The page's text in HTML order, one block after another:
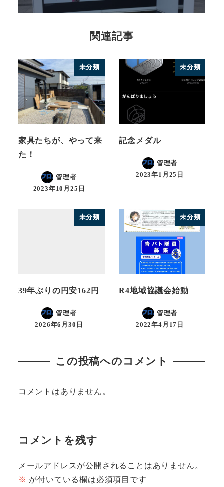
関連記事
未分類
家具たちが、やって来
た！
管理者
2023年10月25日
未分類
記念メダル
管理者
2023年1月25日
未分類
39年ぶりの円安162円
管理者
2026年6月30日
未分類
R4地域協議会始動
管理者
2022年4月17日
この投稿へのコメント
コメントはありません。
コメントを残す
メールアドレスが公開されることはありません。
※ が付いている欄は必須項目です